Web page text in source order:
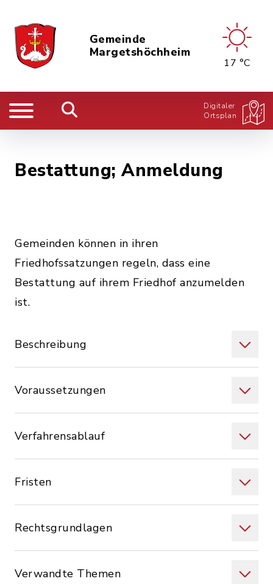
Gemeinde
Margetshöchheim
17 °C
Digitaler
Ortsplan
Bestattung; Anmeldung
Gemeinden können in ihren
Friedhofssatzungen regeln, dass eine
Bestattung auf ihrem Friedhof anzumelden
ist.
Beschreibung
Voraussetzungen
Verfahrensablauf
Fristen
Rechtsgrundlagen
Verwandte Themen